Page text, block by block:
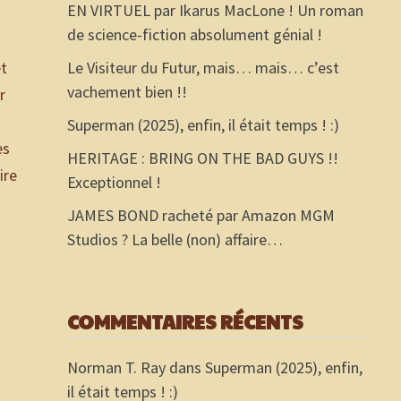
EN VIRTUEL par Ikarus MacLone ! Un roman
de science-fiction absolument génial !
Le Visiteur du Futur, mais… mais… c’est
vachement bien !!
Superman (2025), enfin, il était temps ! :)
HERITAGE : BRING ON THE BAD GUYS !!
Exceptionnel !
JAMES BOND racheté par Amazon MGM
Studios ? La belle (non) affaire…
COMMENTAIRES RÉCENTS
Norman T. Raydans Superman (2025), enfin,
il était temps ! :)